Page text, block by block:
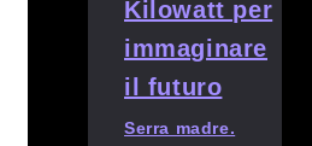
Serra madre.